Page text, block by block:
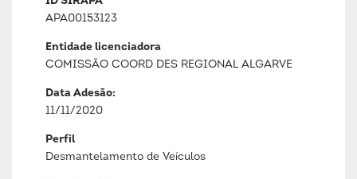
APA00153123
Entidade licenciadora
COMISSÃO COORD DES REGIONAL ALGARVE
Data Adesão:
11/11/2020
Perfil
Desmantelamento de Veículos